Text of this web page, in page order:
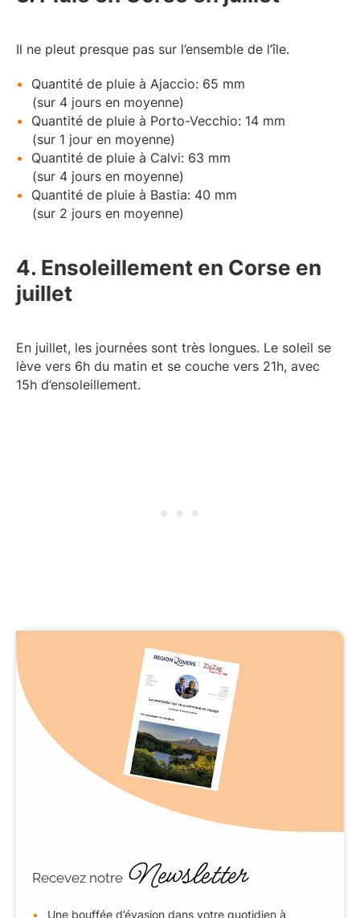
Il ne pleut presque pas sur l’ensemble de l’île.
Quantité de pluie à Ajaccio: 65 mm
(sur 4 jours en moyenne)
Quantité de pluie à Porto-Vecchio: 14 mm
(sur 1 jour en moyenne)
Quantité de pluie à Calvi: 63 mm
(sur 4 jours en moyenne)
Quantité de pluie à Bastia: 40 mm
(sur 2 jours en moyenne)
4. Ensoleillement en Corse en
juillet
En juillet, les journées sont très longues. Le soleil se
lève vers 6h du matin et se couche vers 21h, avec
15h d’ensoleillement.
Recevez notre Newsletter
Une bouffée d’évasion dans votre quotidien à